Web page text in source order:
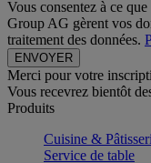
Vous consentez à ce
Group AG gèrent vos
traitement des données.
Merci pour votre
Vous recevrez bientôt
Produits
Cuisine &
Service de table